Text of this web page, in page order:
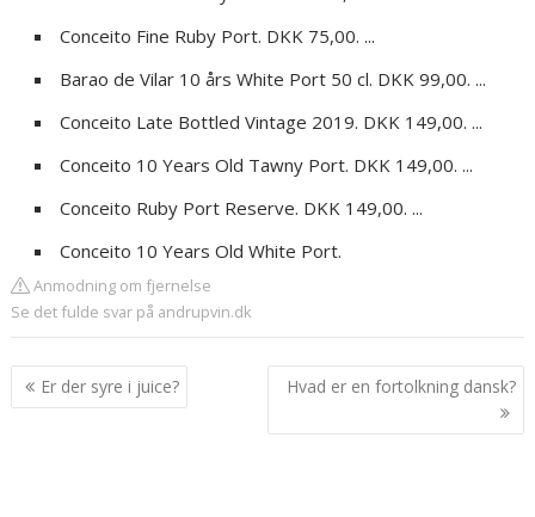
Conceito Fine Ruby Port. DKK 75,00. ...
Barao de Vilar 10 års White Port 50 cl. DKK 99,00. ...
Conceito Late Bottled Vintage 2019. DKK 149,00. ...
Conceito 10 Years Old Tawny Port. DKK 149,00. ...
Conceito Ruby Port Reserve. DKK 149,00. ...
Conceito 10 Years Old White Port.
Anmodning om fjernelse
Se det fulde svar på andrupvin.dk
Indlægsnavigation
Er der syre i juice? Hvad er en fortolkning dansk?